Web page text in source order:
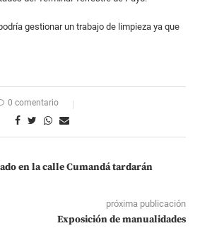
gestionar un trabajo de limpieza ya que
0 comentario
en la calle Cumandá tardarán
próxima publicación
Exposición de manualidades